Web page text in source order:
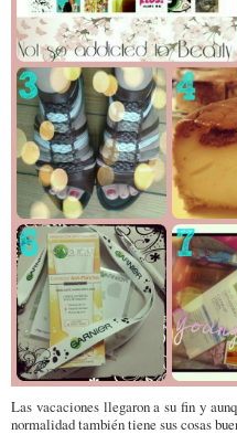
Las vacaciones llegaron a su fin y
normalidad también tiene sus cosas